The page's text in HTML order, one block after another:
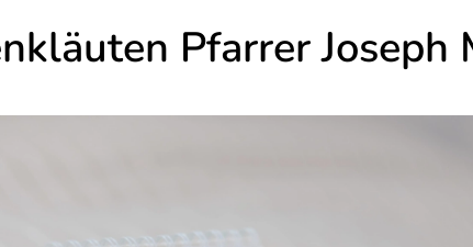
Pfarrer Joseph